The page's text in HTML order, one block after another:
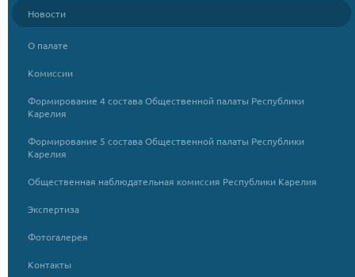
Новости
О палате
Комиссии
Формирование 4 состава Общественной палаты Республики
Карелия
Формирование 5 состава Общественной палаты Республики
Карелия
Общественная наблюдательная комиссия Республики Карелия
Экспертиза
Фотогалерея
Контакты